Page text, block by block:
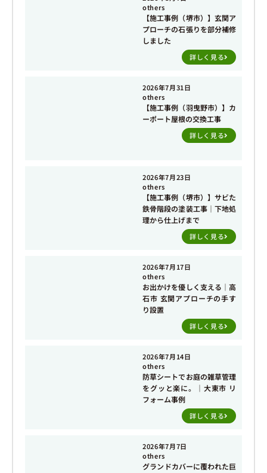
others
【施工事例（堺市）】玄関ア
プローチの石張りを部分補修
しました
詳しく見る
2026年7月31日
others
【施工事例（羽曳野市）】カ
ーポート屋根の交換工事
詳しく見る
2026年7月23日
others
【施工事例（堺市）】サビた
鉄骨階段の塗装工事｜下地処
理から仕上げまで
詳しく見る
2026年7月17日
others
お出かけを優しく支える｜高
石市 玄関アプローチの手す
り設置
詳しく見る
2026年7月14日
others
防草シートでお庭の雑草管理
をグッと楽に。｜大東市 リ
フォーム事例
詳しく見る
2026年7月7日
others
グランドカバーに覆われた巨